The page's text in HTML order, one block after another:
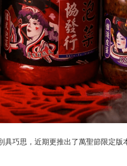
具巧思，近期更推出了萬聖節限定版